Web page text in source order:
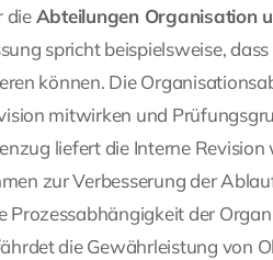
dieAbteilungen Organisation
spricht beispielsweise,
können. Die
mitwirken und
liefert die Interne
zur Verbesserung der
der
die Gewährleistung von